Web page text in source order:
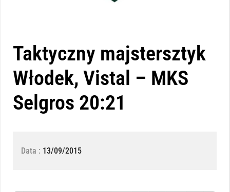
Taktyczny majstersztyk
Włodek, Vistal – MKS
Selgros 20:21
Data : 13/09/2015